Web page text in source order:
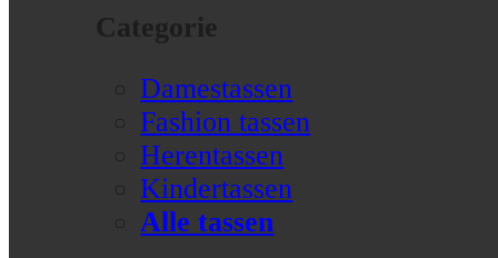
Categorie
Damestassen
Fashion tassen
Herentassen
Kindertassen
Alle tassen